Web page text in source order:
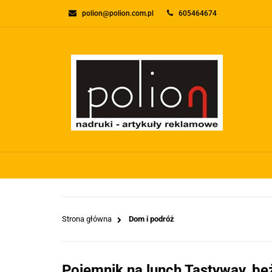
polion@polion.com.pl 605464674
O FIRMIE
Strona główna Dom i podróż